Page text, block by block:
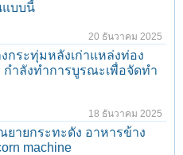
แบบนี้
20 ธันวาคม 2025
กระทุ่มหลังเก่าแหล่งท่อง
กำลังทำการบูรณะเพื่อจัดทำ
18 ธันวาคม 2025
ายกระทะดัง อาหารข้าง
machine